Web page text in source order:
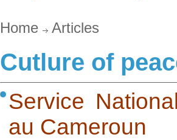
Home Articles
Cutlure of
Service
au Cameroun